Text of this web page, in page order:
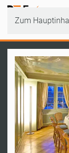
Zum